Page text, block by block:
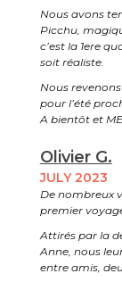
Nous avons
Picchu,
c’est la 1ere
soit réaliste.
Nous
pour l’été
A bientôt et
Olivier G.
JULY 2023
De nombreux
premier
Attirés par la
Anne, nous
entre amis,